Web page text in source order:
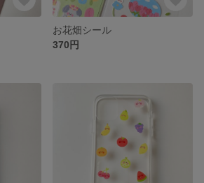
お花畑シール
370円